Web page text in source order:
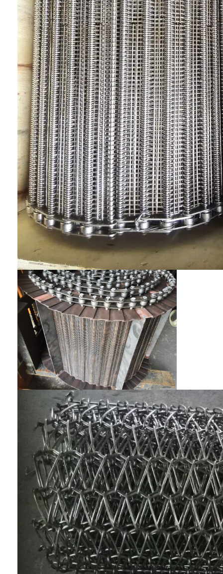
홈
제품 소개
회사 소개
공장 투어
품질 관리
연락처
뉴스
모든 케이스
스테인레스 강 메시 벨트
나선형 와이어 메쉬
고온 와이어 메쉬
식품 메시 벨트
벌집 컨베이어 벨트
컨베이어 체인 플레이트
태양광 발전 메시 벨트
체인 메쉬 벨트
스파이럴 프리저 벨트
오븐 컨베이어 벨트